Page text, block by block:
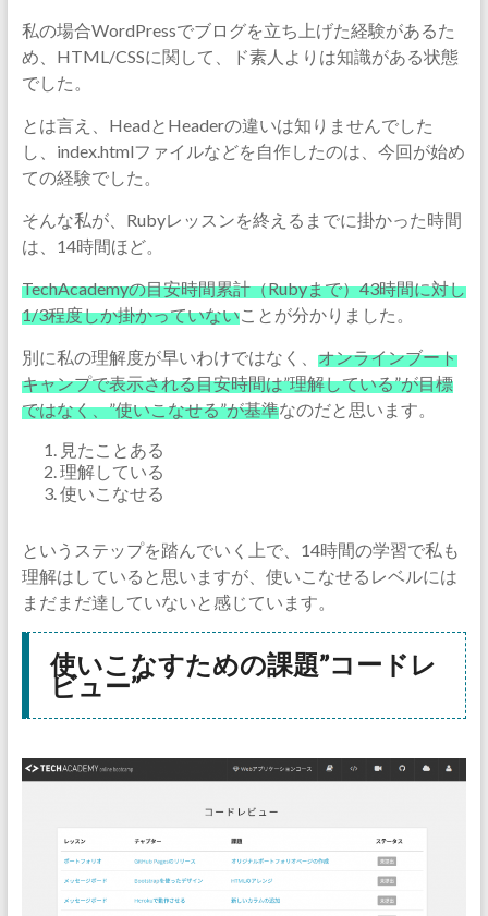
私の場合WordPressでブログを立ち上げた経験があるた
め、HTML/CSSに関して、ド素人よりは知識がある状態
でした。
とは言え、HeadとHeaderの違いは知りませんでした
し、index.htmlファイルなどを自作したのは、今回が始め
ての経験でした。
そんな私が、Rubyレッスンを終えるまでに掛かった時間
は、14時間ほど。
TechAcademyの目安時間累計（Rubyまで）43時間に対し
1/3程度しか掛かっていないことが分かりました。
別に私の理解度が早いわけではなく、 オンラインブート
キャンプで表示される目安時間は”理解している”が目標
ではなく、”使いこなせる”が基準なのだと思います。
見たことある
理解している
使いこなせる
というステップを踏んでいく上で、14時間の学習で私も
理解はしていると思いますが、使いこなせるレベルには
まだまだ達していないと感じています。
使いこなすための課題”コードレ
ビュー”